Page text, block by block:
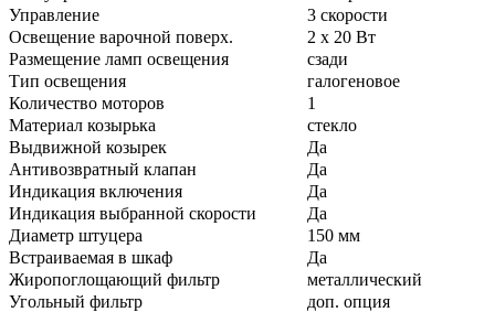
Управление
3 скорости
Освещение варочной поверх.
2 х 20 Вт
Размещение ламп освещения
сзади
Тип освещения
галогеновое
Количество моторов
1
Материал козырька
стекло
Выдвижной козырек
Да
Антивозвратный клапан
Да
Индикация включения
Да
Индикация выбранной скорости
Да
Диаметр штуцера
150 мм
Встраиваемая в шкаф
Да
Жиропоглощающий фильтр
металлический
Угольный фильтp
доп. опция